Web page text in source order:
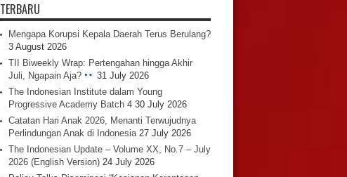
TERBARU
Mengapa Korupsi Kepala Daerah Terus Berulang?
3 August 2026
TII Biweekly Wrap: Pertengahan hingga Akhir
Juli, Ngapain Aja?
31 July 2026
The Indonesian Institute dalam Young
Progressive Academy Batch 4 30 July 2026
Catatan Hari Anak 2026, Menanti Terwujudnya
Perlindungan Anak di Indonesia 27 July 2026
The Indonesian Update – Volume XX, No.7 – July
2026 (English Version) 24 July 2026